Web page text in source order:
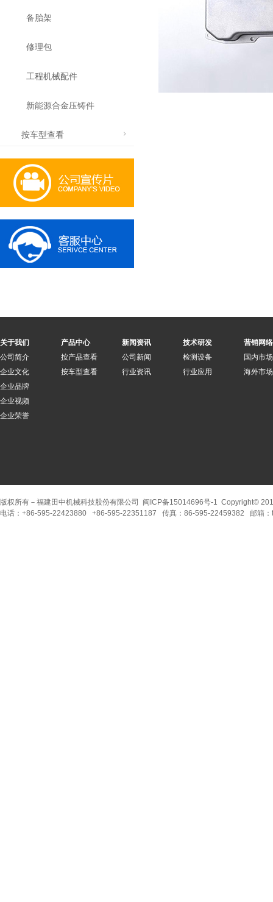
备胎架
修理包
工程机械配件
新能源合金压铸件
按车型查看
关于我们
公司简介
企业文化
企业品牌
企业视频
企业荣誉
产品中心
按产品查看
按车型查看
新闻资讯
公司新闻
行业资讯
技术研发
检测设备
行业应用
营销网络
国内市场
海外市场
版权所有－福建田中机械科技股份有限公司 闽ICP备15014696号-1 Copyright©
电话：+86-595-22423880 +86-595-22351187 传真：86-595-22459382 邮箱：